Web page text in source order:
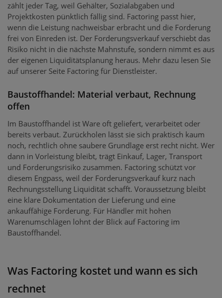
zählt jeder Tag, weil Gehälter, Sozialabgaben und
Projektkosten pünktlich fällig sind. Factoring passt hier,
wenn die Leistung nachweisbar erbracht und die Forderung
frei von Einreden ist. Der Forderungsverkauf verschiebt das
Risiko nicht in die nächste Mahnstufe, sondern nimmt es aus
der eigenen Liquiditätsplanung heraus. Mehr dazu lesen Sie
auf unserer Seite Factoring für Dienstleister.
Baustoffhandel: Material verbaut, Rechnung
offen
Im Baustoffhandel ist Ware oft geliefert, verarbeitet oder
bereits verbaut. Zurückholen lässt sie sich praktisch kaum
noch, rechtlich ohne saubere Grundlage erst recht nicht. Wer
dann in Vorleistung bleibt, trägt Einkauf, Lager, Transport
und Forderungsrisiko zusammen. Factoring schützt vor
diesem Engpass, weil der Forderungsverkauf kurz nach
Rechnungsstellung Liquidität schafft. Voraussetzung bleibt
eine klare Dokumentation der Lieferung und eine
ankauffähige Forderung. Für Händler mit hohen
Warenumschlägen lohnt der Blick auf Factoring im
Baustoffhandel.
Was Factoring kostet und wann es sich
rechnet